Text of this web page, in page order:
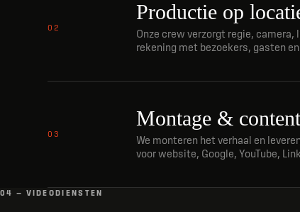
02
Productie op
Onze crew verzorgt regie,
rekening met bezoekers, gasten
03
Montage &
We monteren het verhaal en
voor website, Google, YouTube,
04 — VIDEODIENSTEN